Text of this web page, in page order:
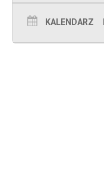
KALENDARZ